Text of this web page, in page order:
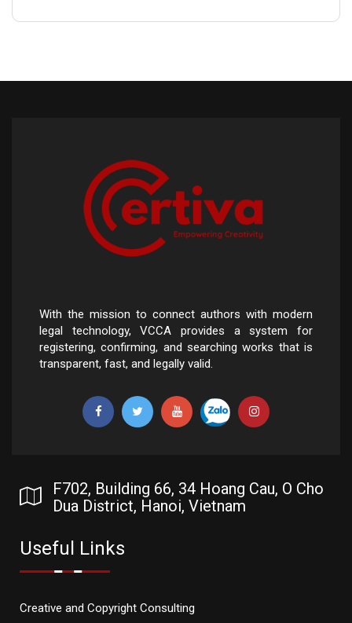
With the mission to connect authors with modern
legal technology, VCCA provides a system for
registering, confirming, and searching works that is
transparent, fast, and legally valid.
F702, Building 66, 34 Hoang Cau, O Cho
Dua District, Hanoi, Vietnam
Useful Links
Creative and Copyright Consulting